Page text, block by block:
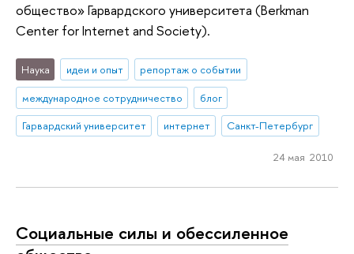
общество» Гарвардского университета (Berkman
Center for Internet and Society).
Наука идеи и опыт
репортаж о событии
международное сотрудничество
блог
Гарвардский университет
интернет Санкт-Петербург
24 мая 2010
Социальные силы и обессиленное